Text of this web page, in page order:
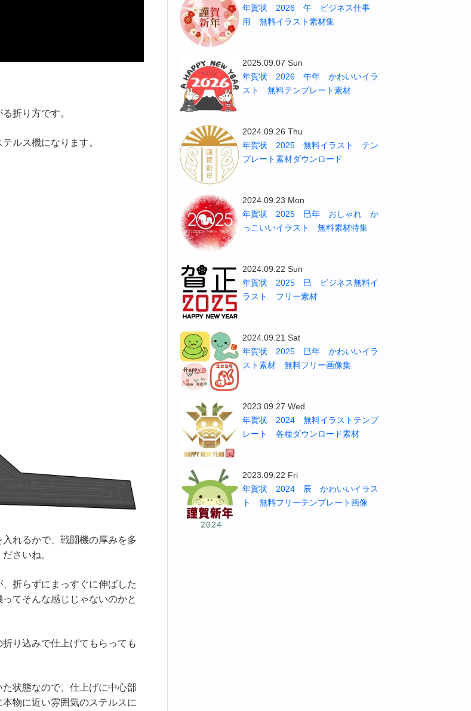
折り方です。
ルス機になります。
れるかで、戦闘機の厚みを多
さいね。
折らずにまっすぐに伸ばした
てそんな感じじゃないのかと
り込みで仕上げてもらっても
状態なので、仕上げに中心部
物に近い雰囲気のステルスに
年賀状 2026 午 ビジネス仕事
用 無料イラスト素材集
2025.09.07 Sun
年賀状 2026 午年 かわいいイラ
スト 無料テンプレート素材
2024.09.26 Thu
年賀状 2025 無料イラスト テン
プレート素材ダウンロード
2024.09.23 Mon
年賀状 2025 巳年 おしゃれ か
っこいいイラスト 無料素材特集
2024.09.22 Sun
年賀状 2025 巳 ビジネス無料イ
ラスト フリー素材
2024.09.21 Sat
年賀状 2025 巳年 かわいいイラ
スト素材 無料フリー画像集
2023.09.27 Wed
年賀状 2024 無料イラストテンプ
レート 各種ダウンロード素材
2023.09.22 Fri
年賀状 2024 辰 かわいいイラス
ト 無料フリーテンプレート画像